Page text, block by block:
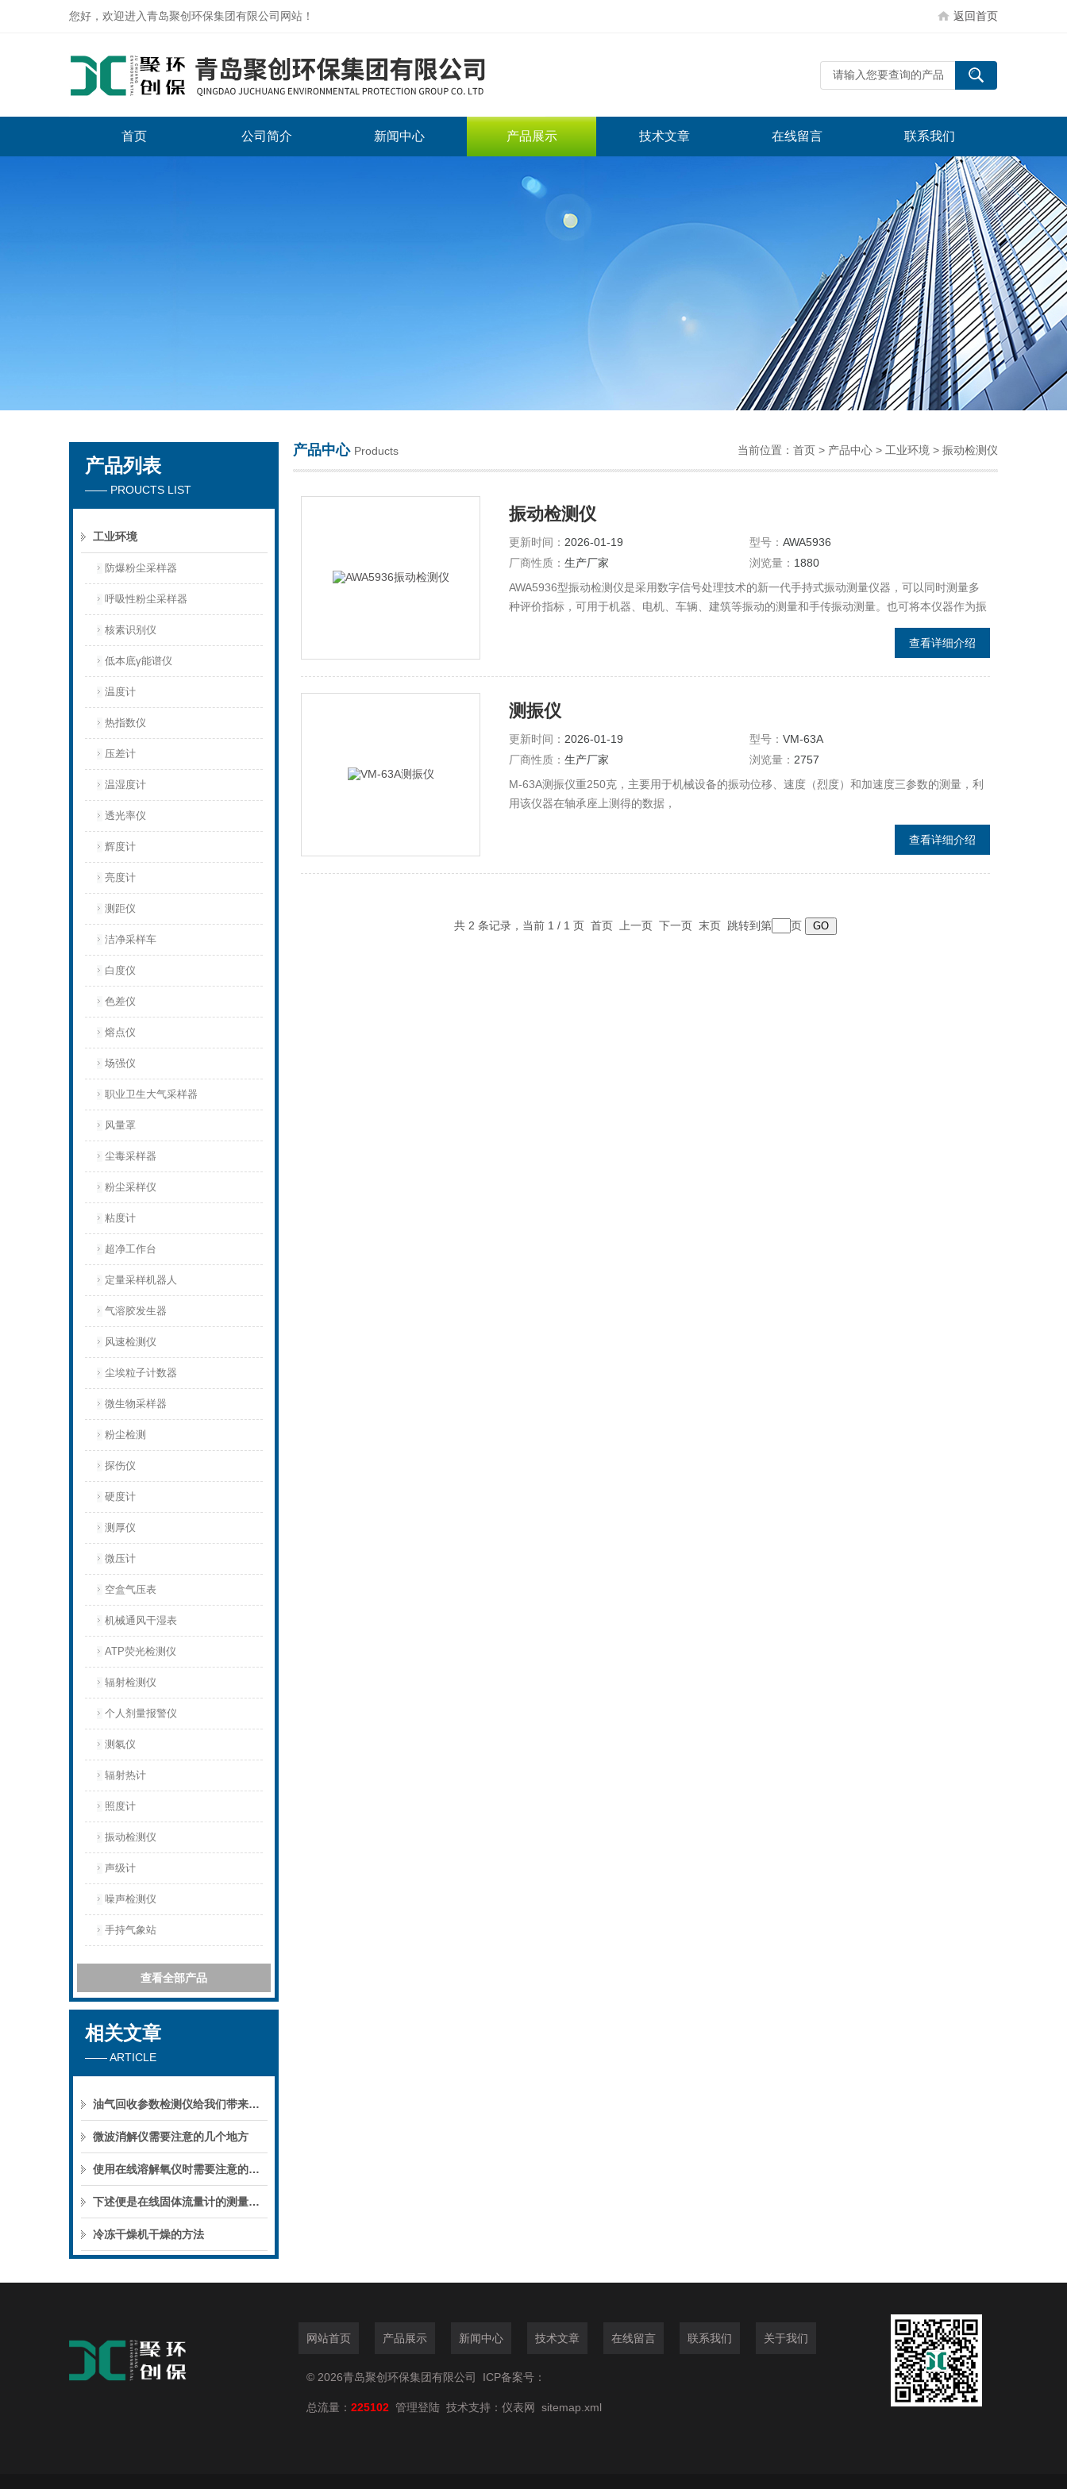
您好，欢迎进入青岛聚创环保集团有限公司网站！ 返回首页
首页 公司简介 新闻中心 产品展示 技术文章 在线留言 联系我们
产品列表
—— PROUCTS LIST
工业环境
防爆粉尘采样器
呼吸性粉尘采样器
核素识别仪
低本底γ能谱仪
温度计
热指数仪
压差计
温湿度计
透光率仪
辉度计
亮度计
测距仪
洁净采样车
白度仪
色差仪
熔点仪
场强仪
职业卫生大气采样器
风量罩
尘毒采样器
粉尘采样仪
粘度计
超净工作台
定量采样机器人
气溶胶发生器
风速检测仪
尘埃粒子计数器
微生物采样器
粉尘检测
探伤仪
硬度计
测厚仪
微压计
空盒气压表
机械通风干湿表
ATP荧光检测仪
辐射检测仪
个人剂量报警仪
测氡仪
辐射热计
照度计
振动检测仪
声级计
噪声检测仪
手持气象站
查看全部产品
相关文章
—— ARTICLE
油气回收参数检测仪给我们带来了怎样的特点呢？
微波消解仪需要注意的几个地方
使用在线溶解氧仪时需要注意的一些事项
下述便是在线固体流量计的测量原理与优势
冷冻干燥机干燥的方法
产品中心 Products 当前位置： 首页 > 产品中心 > 工业环境 > 振动检测仪
振动检测仪
更新时间： 2026-01-19 型号： AWA5936
厂商性质： 生产厂家 浏览量： 1880
AWA5936型振动检测仪是采用数字信号处理技术的新一代手持式振动测量仪器，可以同时测量多
种评价指标，可用于机器、电机、车辆、建筑等振动的测量和手传振动测量。也可将本仪器作为振
动测量的采集系统，将数据采集后保存在仪器中，再传到计算机中进行进一步分析处理。
查看详细介绍
测振仪
更新时间： 2026-01-19 型号： VM-63A
厂商性质： 生产厂家 浏览量： 2757
M-63A测振仪重250克，主要用于机械设备的振动位移、速度（烈度）和加速度三参数的测量，利
用该仪器在轴承座上测得的数据，
查看详细介绍
共 2 条记录，当前 1 / 1 页 首页 上一页 下一页 末页 跳转到第 页
网站首页 产品展示 新闻中心 技术文章 在线留言 联系我们 关于我们
© 2026青岛聚创环保集团有限公司 ICP备案号：
总流量： 225102 管理登陆 技术支持： 仪表网 sitemap.xml